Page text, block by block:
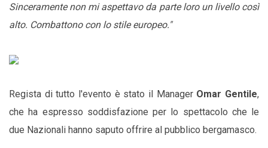
Sinceramente non mi aspettavo da parte loro un livello così
alto. Combattono con lo stile europeo."
Regista di tutto l'evento è stato il Manager Omar Gentile,
che ha espresso soddisfazione per lo spettacolo che le
due Nazionali hanno saputo offrire al pubblico bergamasco.